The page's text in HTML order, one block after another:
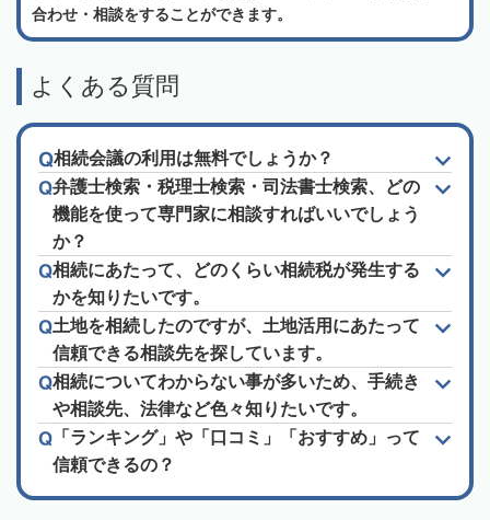
合わせ・相談をすることができます。
よくある質問
相続会議の利用は無料でしょうか？
弁護士検索・税理士検索・司法書士検索、どの
機能を使って専門家に相談すればいいでしょう
か？
相続にあたって、どのくらい相続税が発生する
かを知りたいです。
土地を相続したのですが、土地活用にあたって
信頼できる相談先を探しています。
相続についてわからない事が多いため、手続き
や相談先、法律など色々知りたいです。
「ランキング」や「口コミ」「おすすめ」って
信頼できるの？